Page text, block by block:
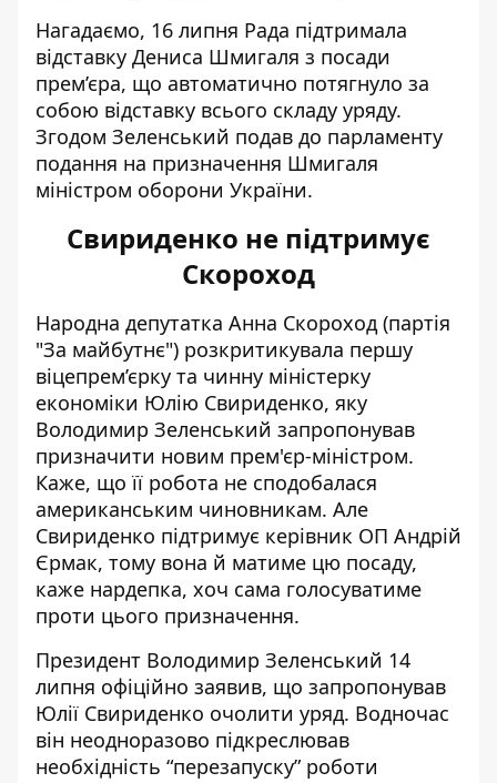
Нагадаємо, 16 липня Рада підтримала
відставку Дениса Шмигаля з посади
прем’єра, що автоматично потягнуло за
собою відставку всього складу уряду.
Згодом Зеленський подав до парламенту
подання на призначення Шмигаля
міністром оборони України.
Свириденко не підтримує
Скороход
Народна депутатка Анна Скороход (партія
"За майбутнє") розкритикувала першу
віцепрем’єрку та чинну міністерку
економіки Юлію Свириденко, яку
Володимир Зеленський запропонував
призначити новим прем'єр-міністром.
Каже, що її робота не сподобалася
американським чиновникам. Але
Свириденко підтримує керівник ОП Андрій
Єрмак, тому вона й матиме цю посаду,
каже нардепка, хоч сама голосуватиме
проти цього призначення.
Президент Володимир Зеленський 14
липня офіційно заявив, що запропонував
Юлії Свириденко очолити уряд. Водночас
він неодноразово підкреслював
необхідність “перезапуску” роботи